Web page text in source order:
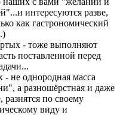
интересуются разве,
как гастрономический
- тоже выполняют
поставленной перед
- не однородная масса
а разношёрстная и даже
разнятся по своему
виду и